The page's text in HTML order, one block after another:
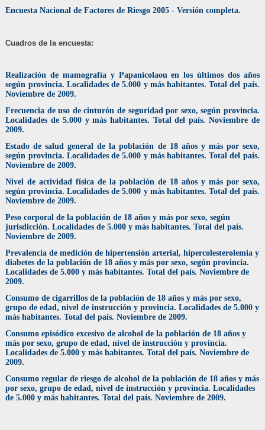
Encuesta Nacional de Factores de Riesgo 2005 - Versión completa.
Cuadros de la encuesta:
Realización de mamografía y Papanicolaou en los últimos dos años
según provincia. Localidades de 5.000 y más habitantes. Total del país.
Noviembre de 2009.
Frecuencia de uso de cinturón de seguridad por sexo, según provincia.
Localidades de 5.000 y más habitantes. Total del país. Noviembre de
2009.
Estado de salud general de la población de 18 años y más por sexo,
según provincia. Localidades de 5.000 y más habitantes. Total del país.
Noviembre de 2009.
Nivel de actividad física de la población de 18 años y más por sexo,
según provincia. Localidades de 5.000 y más habitantes. Total del país.
Noviembre de 2009.
Peso corporal de la población de 18 años y más por sexo, según
jurisdicción. Localidades de 5.000 y más habitantes. Total del país.
Noviembre de 2009.
Prevalencia de medición de hipertensión arterial, hipercolesterolemia y
diabetes de la población de 18 años y más por sexo, según provincia.
Localidades de 5.000 y más habitantes. Total del país. Noviembre de
2009.
Consumo de cigarrillos de la población de 18 años y más por sexo,
grupo de edad, nivel de instrucción y provincia. Localidades de 5.000 y
más habitantes. Total del país. Noviembre de 2009.
Consumo episódico excesivo de alcohol de la población de 18 años y
más por sexo, grupo de edad, nivel de instrucción y provincia.
Localidades de 5.000 y más habitantes. Total del país. Noviembre de
2009.
Consumo regular de riesgo de alcohol de la población de 18 años y más
por sexo, grupo de edad, nivel de instrucción y provincia. Localidades
de 5.000 y más habitantes. Total del país. Noviembre de 2009.